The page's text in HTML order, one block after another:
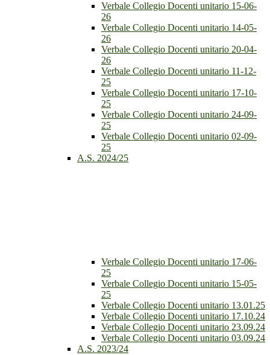
Verbale Collegio Docenti unitario 15-06-
26
Verbale Collegio Docenti unitario 14-05-
26
Verbale Collegio Docenti unitario 20-04-
26
Verbale Collegio Docenti unitario 11-12-
25
Verbale Collegio Docenti unitario 17-10-
25
Verbale Collegio Docenti unitario 24-09-
25
Verbale Collegio Docenti unitario 02-09-
25
A.S. 2024/25
Verbale Collegio Docenti unitario 17-06-
25
Verbale Collegio Docenti unitario 15-05-
25
Verbale Collegio Docenti unitario 13.01.25
Verbale Collegio Docenti unitario 17.10.24
Verbale Collegio Docenti unitario 23.09.24
Verbale Collegio Docenti unitario 03.09.24
A.S. 2023/24